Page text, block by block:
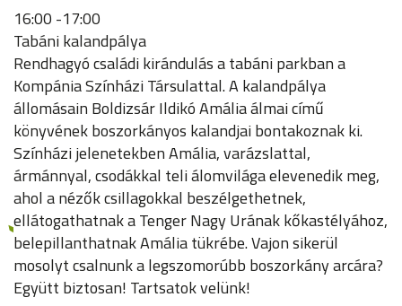
16:00 -17:00
Tabáni kalandpálya
Rendhagyó családi kirándulás a tabáni parkban a
Kompánia Színházi Társulattal. A kalandpálya
állomásain Boldizsár Ildikó Amália álmai című
könyvének boszorkányos kalandjai bontakoznak ki.
Színházi jelenetekben Amália, varázslattal,
ármánnyal, csodákkal teli álomvilága elevenedik meg,
ahol a nézők csillagokkal beszélgethetnek,
ellátogathatnak a Tenger Nagy Urának kőkastélyához,
belepillanthatnak Amália tükrébe. Vajon sikerül
mosolyt csalnunk a legszomorúbb boszorkány arcára?
Együtt biztosan! Tartsatok velünk!